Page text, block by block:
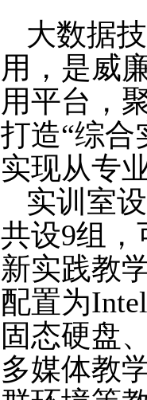
大数据
用，是威
用平台，
打造“综合
实现从专
实训室
共设9组，
新实践教
配置为
固态硬盘
多媒体教